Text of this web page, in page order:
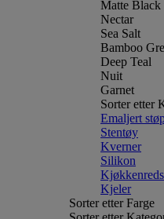
Matte Black
Nectar
Sea Salt
Bamboo
Deep Teal
Nuit
Garnet
Sorter etter
Emaljert
Stentøy
Kverner
Silikon
Kjeler
Sorter etter Farge